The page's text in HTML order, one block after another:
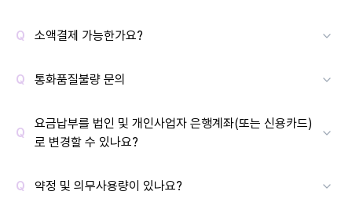
소액결제 가능한가요?
통화품질불량 문의
요금납부를 법인 및 개인사업자 은행계좌(또는 신용카드)
로 변경할 수 있나요?
약정 및 의무사용량이 있나요?